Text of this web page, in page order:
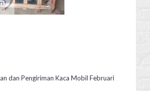
dan Pengiriman Kaca Mobil Februari